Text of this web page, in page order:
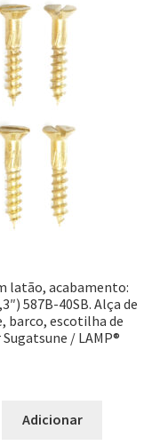
latão, acabamento:
587B-40SB. Alça de
barco, escotilha de
/ LAMP®
Adicionar